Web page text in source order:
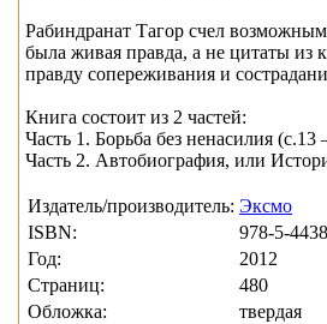
Рабиндранат Тагор счел
была живая правда, а не цитаты из
правду сопереживания и
Книга состоит из 2 частей:
Часть 1. Борьба без ненасилия (c.13
Часть 2. Автобиография, или
Издатель/производитель: Эксмо
ISBN:
978-5-
Год:
2012
Страниц:
480
Обложка:
твердая